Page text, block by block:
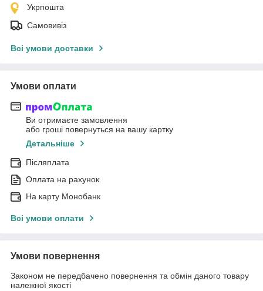
Укрпошта
Самовивіз
Всі умови доставки
Умови оплати
Ви отримаєте замовлення
або гроші повернуться на вашу картку
Детальніше
Післяплата
Оплата на рахунок
На карту Монобанк
Всі умови оплати
Умови повернення
Законом не передбачено повернення та обмін даного товару
належної якості